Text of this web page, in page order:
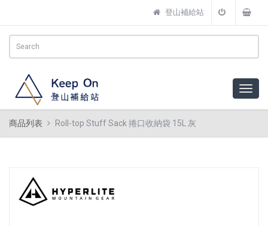
登山補給站
商品列表 Roll-top Stuff Sack 捲口收納袋 15L 灰